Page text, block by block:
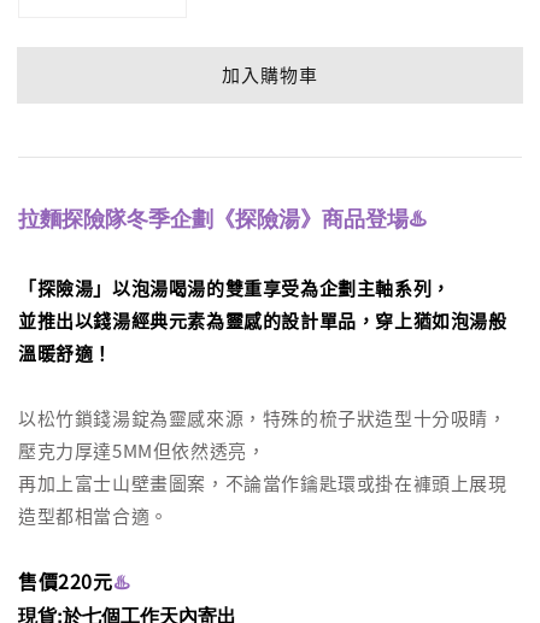
加入購物車
拉麵探險隊冬季企劃《探險湯》商品登場♨️
「探險湯」以泡湯喝湯的雙重享受為企劃主軸系列，
並推出以錢湯經典元素為靈感的設計單品 ， 穿上猶如泡湯般
溫暖舒適！
以松竹鎖錢湯錠為靈感來源，特殊的梳子狀造型十分吸睛，
壓克力厚達5MM但依然透亮，
再加上富士山壁畫圖案，不論當作鑰匙環或掛在褲頭上展現
造型都相當合適。
售價220元♨️
現貨:於七個工作天內寄出